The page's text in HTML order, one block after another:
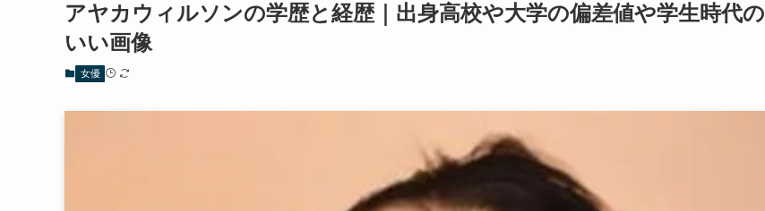
アヤカウィルソンの学歴と経歴｜出身高校や大学の偏差値や学生時代
いい画像
女優